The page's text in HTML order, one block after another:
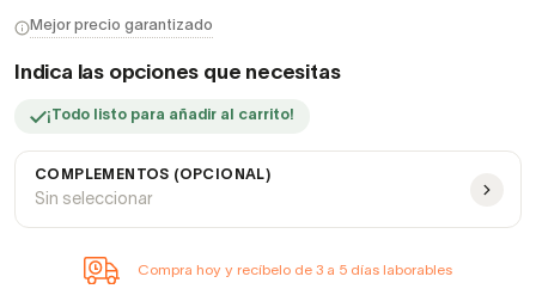
Mejor precio garantizado
Indica las opciones que necesitas
¡Todo listo para añadir al carrito!
COMPLEMENTOS (OPCIONAL)
Sin seleccionar
Compra hoy y recíbelo de 3 a 5 días laborables